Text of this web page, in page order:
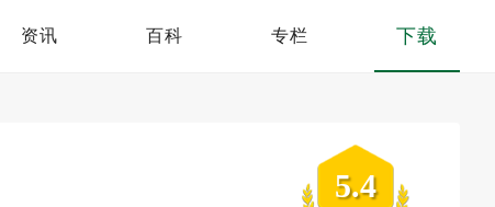
资讯 百科 专栏 下载
5.4